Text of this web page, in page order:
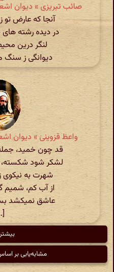
صائب تبریزی » دیوان
آنجا که عارض
در دیده رشته
لنگر درین
دیوانگی ز
واعظ قزوینی » دیوان
قد چون خمید،
لشکر شود
شهرت به نیکوی
از آب کم،
عاشق نمیکشد
بیشتر
مشابه‌یابی بر